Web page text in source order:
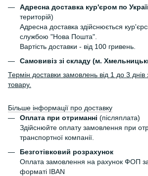
Адресна доставка кур'єром по
територій)
Адресна доставка здійснюється
службою "Нова Пошта".
Вартість доставки - від 100 гривень.
Самовивіз зі складу (м.
Термін доставки замовлень від 1 до 3 днів
товару.
Більше інформації про доставку
Оплата при отриманні (післяплата)
Здійснюйте оплату замовлення при
транспортної компанії.
Безготівковий розрахунок
Оплата замовлення на рахунок ФОП за
форматі IBAN